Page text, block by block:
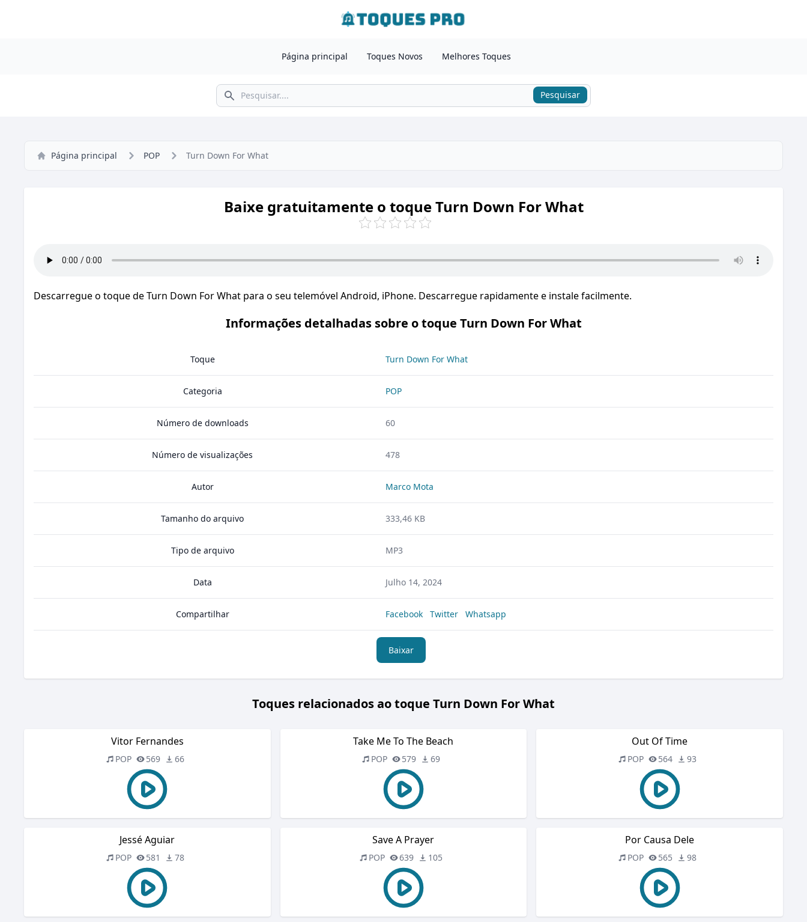
Página principal Toques Novos Melhores Toques
Pesquisar Pesquisar
Página principal POP Turn Down For What
Baixe gratuitamente o toque Turn Down For What
Descarregue o toque de Turn Down For What para o seu telemóvel Android, iPhone. Descarregue rapidamente e instale facilmente.
Informações detalhadas sobre o toque Turn Down For What
Toque Turn Down For What
Categoria POP
Número de downloads 60
Número de visualizações 478
Autor Marco Mota
Tamanho do arquivo 333,46 KB
Tipo de arquivo MP3
Data Julho 14, 2024
Compartilhar Facebook Twitter Whatsapp
Baixar
Toques relacionados ao toque Turn Down For What
Vitor Fernandes
POP 569 66
Take Me To The Beach
POP 579 69
Out Of Time
POP 564 93
Jessé Aguiar
POP 581 78
Save A Prayer
POP 639 105
Por Causa Dele
POP 565 98